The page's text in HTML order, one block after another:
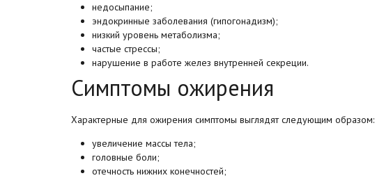
недосыпание;
эндокринные заболевания (гипогонадизм);
низкий уровень метаболизма;
частые стрессы;
нарушение в работе желез внутренней секреции.
Симптомы ожирения
Характерные для ожирения симптомы выглядят следующим образом:
увеличение массы тела;
головные боли;
отечность нижних конечностей;